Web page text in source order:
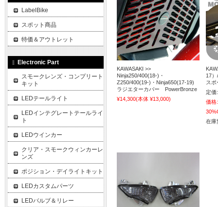
KAWASAKI >>
Ninja250/400(18-)・
Z250/400(19-)・Ninja650(17-19)
ラジエターカバー PowerBronze
¥14,300(本体 ¥13,000)
17
スポ
定価:
価格:
在庫
LabelBike
スポット商品
特価＆アウトレット
Electronic Part
スモークレンズ・コンプリート
キット
LEDテールライト
LEDインテグレートテールライ
ト
LEDウインカー
クリア・スモークウィンカーレ
ンズ
ポジション・デイライトキット
LEDカスタムパーツ
LEDバルブ＆リレー